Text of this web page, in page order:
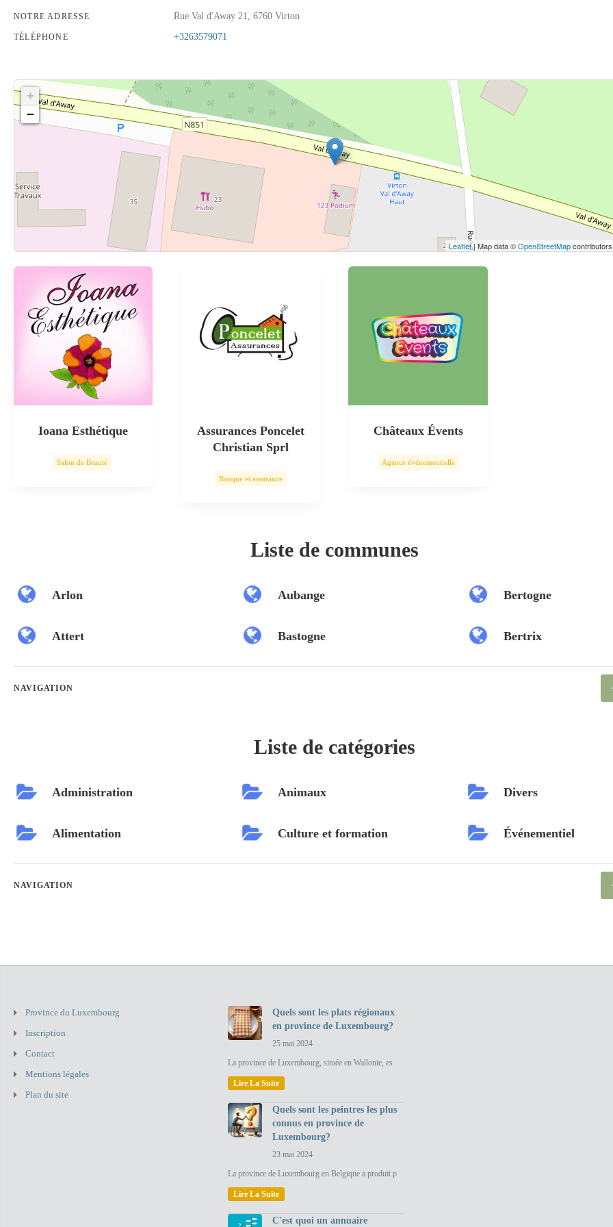
NOTRE ADRESSE Rue Val d'Away 21, 6760 Virton
TÉLÉPHONE +3263579071
Cliquez sur le bouton pour afficher la carte.
Voir la carte
+
−
Leaflet| Map data ©OpenStreetMapcontributors,
Ioana Esthétique
Salon de Beauté
Assurances Poncelet
Christian Sprl
Banque et assurance
Châteaux Évents
Agence événementielle
Liste de communes
Arlon
Attert
Aubange
Bastogne
Bertogne
Bertrix
NAVIGATION
Liste de catégories
Administration
Alimentation
Animaux
Culture et formation
Divers
Événementiel
NAVIGATION
Province du Luxembourg
Inscription
Contact
Mentions légales
Plan du site
Quels sont les plats régionaux
en province de Luxembourg?
25 mai 2024
La province de Luxembourg, située en Wallonie, es
Lire La Suite
Quels sont les peintres les plus
connus en province de
Luxembourg?
23 mai 2024
La province de Luxembourg en Belgique a produit p
Lire La Suite
C'est quoi un annuaire